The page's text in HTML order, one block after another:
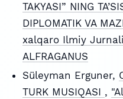
TAKYASI” NING
DIPLOMATIK VA
xalqaro Ilmiy
ALFRAGANUS
Süleyman Erguner,
TURK MUSIQASI ,